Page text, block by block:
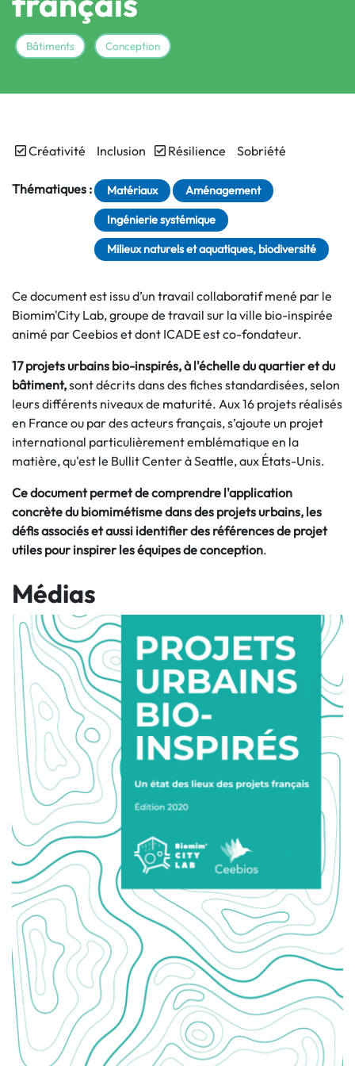
Bâtiments Conception
Créativité Inclusion Résilience Sobriété
Thématiques : Matériaux Aménagement
Ingénierie systémique
Milieux naturels et aquatiques, biodiversité
Ce document est issu d’un travail collaboratif mené par le
Biomim'City Lab, groupe de travail sur la ville bio-inspirée
animé par Ceebios et dont ICADE est co-fondateur.
17 projets urbains bio-inspirés, à l'échelle du quartier et du
bâtiment,sont décrits dans des fiches standardisées, selon
leurs différents niveaux de maturité. Aux 16 projets réalisés
en France ou par des acteurs français, s’ajoute un projet
international particulièrement emblématique en la
matière, qu'est le Bullit Center à Seattle, aux États-Unis.
Ce document permet de comprendre l'application
concrète du biomimétisme dans des projets urbains, les
défis associés et aussi identifier des références de projet
utiles pour inspirer les équipes de conception.
Médias